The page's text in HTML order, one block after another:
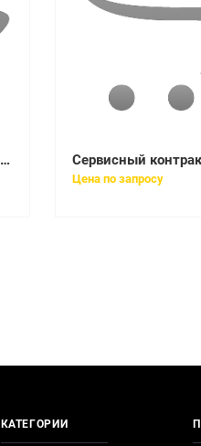
Сервисный контракт CON-SMBS-WSC248TS
Цена по запросу
КАТЕГОРИИ